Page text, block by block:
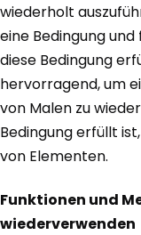
wiederholt
eine Bedingung
diese Bedingung
hervorragend, um
von Malen zu
Bedingung erfüllt
von Elementen.
Funktionen und
wiederverwenden